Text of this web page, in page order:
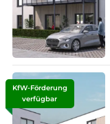
KfW-Förderung
verfügbar